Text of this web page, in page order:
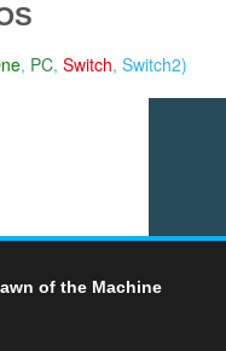
, PC,Switch,Switch2)
of the Machine